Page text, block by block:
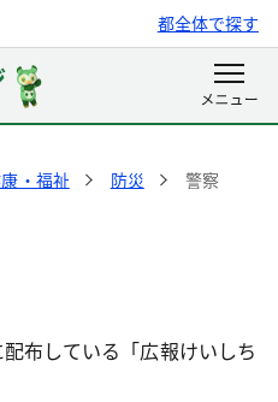
都全体で探す
・福祉 防災 警察
布している「広報けいしち